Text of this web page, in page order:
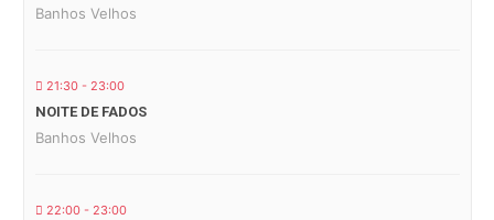
Banhos Velhos
21:30 - 23:00
NOITE DE FADOS
Banhos Velhos
22:00 - 23:00